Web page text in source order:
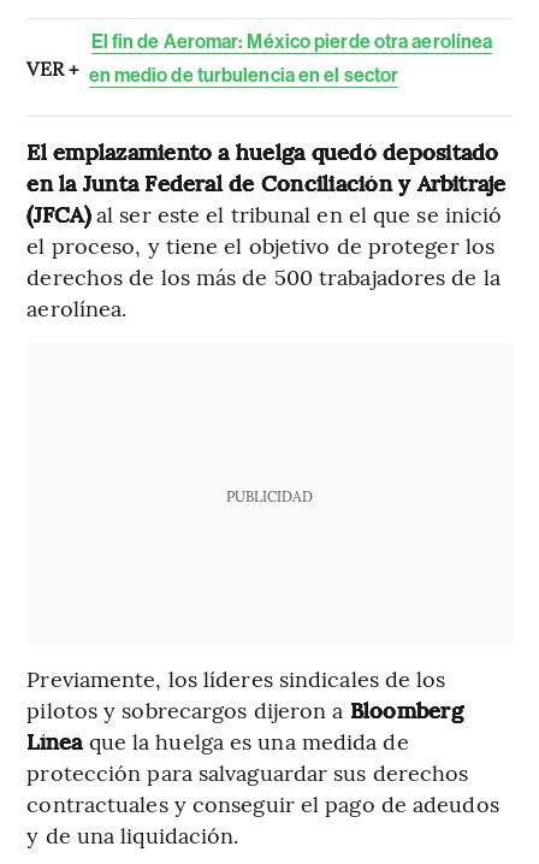
VER +
El fin de Aeromar: México pierde otra aerolínea
en medio de turbulencia en el sector
El emplazamiento a huelga quedó depositado
en la Junta Federal de Conciliación y Arbitraje
(JFCA)al ser este el tribunal en el que se inició
el proceso, y tiene el objetivo de proteger los
derechos de los más de 500 trabajadores de la
aerolínea.
PUBLICIDAD
Previamente, los líderes sindicales de los
pilotos y sobrecargos dijeron a Bloomberg
Líneaque la huelga es una medida de
protección para salvaguardar sus derechos
contractuales y conseguir el pago de adeudos
y de una liquidación.